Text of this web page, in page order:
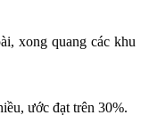
xong quang các khu
ước đạt trên 30%.